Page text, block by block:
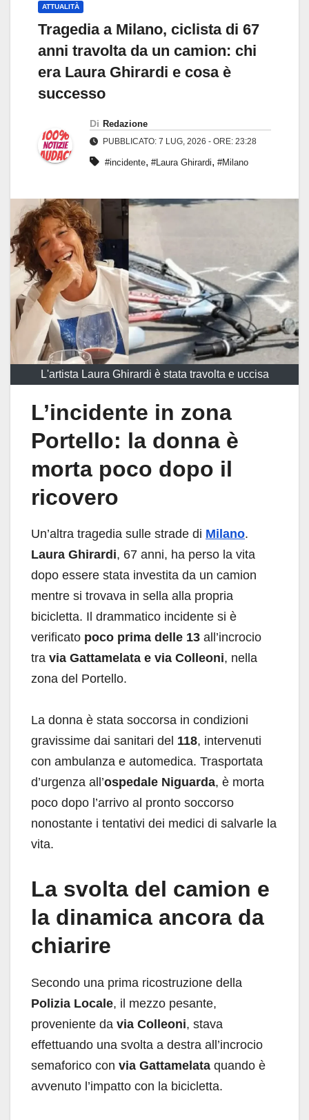
ATTUALITÀ
Tragedia a Milano, ciclista di 67
anni travolta da un camion: chi
era Laura Ghirardi e cosa è
successo
Di Redazione
PUBBLICATO: 7 LUG, 2026 - ORE: 23:28
#incidente, #Laura Ghirardi, #Milano
L'artista Laura Ghirardi è stata travolta e uccisa
L’incidente in zona
Portello: la donna è
morta poco dopo il
ricovero
Un’altra tragedia sulle strade di Milano.
Laura Ghirardi, 67 anni, ha perso la vita
dopo essere stata investita da un camion
mentre si trovava in sella alla propria
bicicletta. Il drammatico incidente si è
verificato poco prima delle 13 all’incrocio
tra via Gattamelata e via Colleoni, nella
zona del Portello.
La donna è stata soccorsa in condizioni
gravissime dai sanitari del 118, intervenuti
con ambulanza e automedica. Trasportata
d’urgenza all’ospedale Niguarda, è morta
poco dopo l’arrivo al pronto soccorso
nonostante i tentativi dei medici di salvarle la
vita.
La svolta del camion e
la dinamica ancora da
chiarire
Secondo una prima ricostruzione della
Polizia Locale, il mezzo pesante,
proveniente da via Colleoni, stava
effettuando una svolta a destra all’incrocio
semaforico con via Gattamelata quando è
avvenuto l’impatto con la bicicletta.